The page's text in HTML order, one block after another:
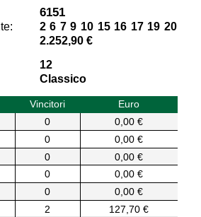
6151
2 6 7 9 10 15 16 17 19 20
2.252,90 €
12
Classico
Vincitori
Euro
0
0,00 €
0
0,00 €
0
0,00 €
0
0,00 €
0
0,00 €
2
127,70 €